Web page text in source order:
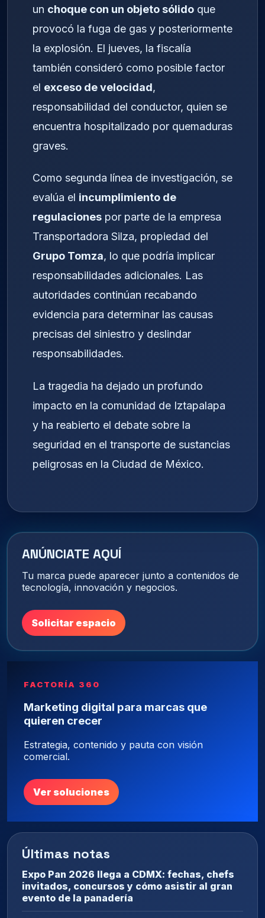
un choque con un objeto sólido que
provocó la fuga de gas y posteriormente
la explosión. El jueves, la fiscalía
también consideró como posible factor
el exceso de velocidad,
responsabilidad del conductor, quien se
encuentra hospitalizado por quemaduras
graves.
Como segunda línea de investigación, se
evalúa el incumplimiento de
regulaciones por parte de la empresa
Transportadora Silza, propiedad del
Grupo Tomza, lo que podría implicar
responsabilidades adicionales. Las
autoridades continúan recabando
evidencia para determinar las causas
precisas del siniestro y deslindar
responsabilidades.
La tragedia ha dejado un profundo
impacto en la comunidad de Iztapalapa
y ha reabierto el debate sobre la
seguridad en el transporte de sustancias
peligrosas en la Ciudad de México.
ANÚNCIATE AQUÍ
Tu marca puede aparecer junto a contenidos de
tecnología, innovación y negocios.
Solicitar espacio
FACTORÍA 360
Marketing digital para marcas que
quieren crecer
Estrategia, contenido y pauta con visión
comercial.
Ver soluciones
Últimas notas
Expo Pan 2026 llega a CDMX: fechas, chefs
invitados, concursos y cómo asistir al gran
evento de la panadería